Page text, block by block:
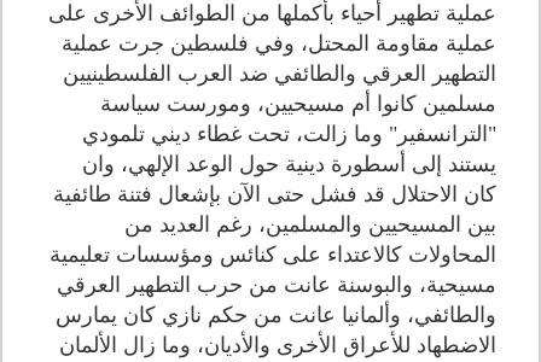
عملية تطهير أحياء بأكملها من الطوائف الأخرى على
عملية مقاومة المحتل، وفي فلسطين جرت عملية
التطهير العرقي والطائفي ضد العرب الفلسطينيين
مسلمين كانوا أم مسيحيين، ومورست سياسة
"الترانسفير" وما زالت، تحت غطاء ديني تلمودي
يستند إلى أسطورة دينية حول الوعد الإلهي، وان
كان الاحتلال قد فشل حتى الآن بإشعال فتنة طائفية
بين المسيحيين والمسلمين، رغم العديد من
المحاولات كالاعتداء على كنائس ومؤسسات تعليمية
مسيحية، والبوسنة عانت من حرب التطهير العرقي
والطائفي، وألمانيا عانت من حكم نازي كان يمارس
الاضطهاد للأعراق الأخرى والأديان، وما زال الألمان